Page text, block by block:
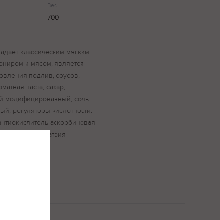
Вес
700
классическим мягким
и мясом, является
подлив, соусов,
паста, сахар,
модифицированный, соль
регуляторы кислотности:
аскорбиновая
бензоат натрия